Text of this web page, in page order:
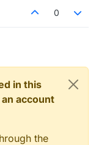
0
in this
account
the